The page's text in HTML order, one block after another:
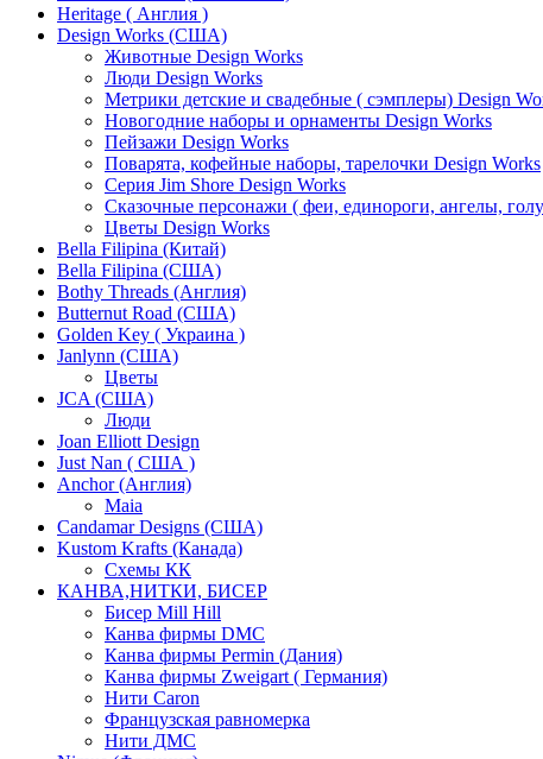
Heritage ( Англия )
Design Works (США)
Животные Design Works
Люди Design Works
Метрики детские и свадебные ( сэмплеры) Design
Новогодние наборы и орнаменты Design Works
Пейзажи Design Works
Поварята, кофейные наборы, тарелочки Design Works
Серия Jim Shore Design Works
Сказочные персонажи ( феи, единороги, ангелы,
Цветы Design Works
Bella Filipina (Китай)
Bella Filipina (США)
Bothy Threads (Англия)
Butternut Road (США)
Golden Key ( Украина )
Janlynn (США)
Цветы
JCA (США)
Люди
Joan Elliott Design
Just Nan ( США )
Anchor (Англия)
Maia
Candamar Designs (США)
Kustom Krafts (Канада)
Схемы КК
КАНВА,НИТКИ, БИСЕР
Бисер Mill Hill
Канва фирмы DMC
Канва фирмы Permin (Дания)
Канва фирмы Zweigart ( Германия)
Нити Caron
Французская равномерка
Нити ДМС